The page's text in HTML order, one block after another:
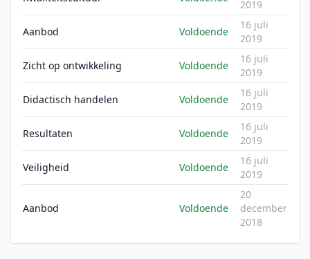
2019
Aanbod Voldoende
16 juli
2019
Zicht op ontwikkeling Voldoende
16 juli
2019
Didactisch handelen Voldoende
16 juli
2019
Resultaten Voldoende
16 juli
2019
Veiligheid Voldoende
16 juli
2019
Aanbod Voldoende
20
december
2018